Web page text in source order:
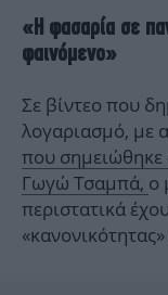
«Η φασαρία σε
φαινόμενο»
Σε βίντεο που
λογαριασμό, με
που σημειώθηκε
Γωγώ Τσαμπά, ο
περιστατικά